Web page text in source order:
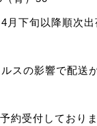
月下旬以降順次
スの影響で配送
約受付しておりま